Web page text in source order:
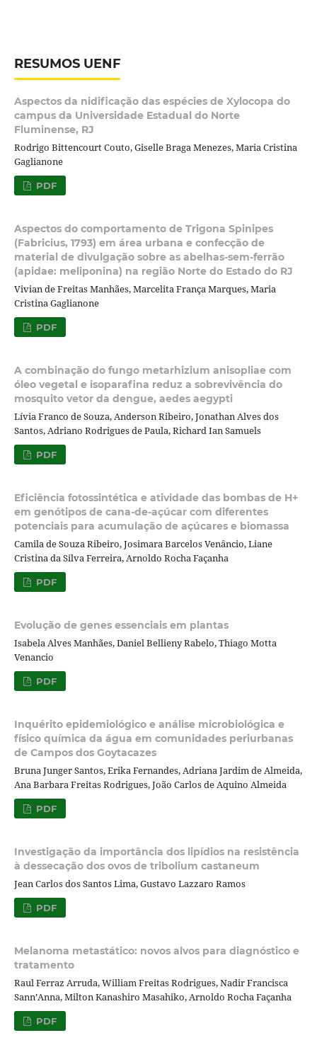
RESUMOS UENF
Aspectos da nidificação das espécies de Xylocopa do
campus da Universidade Estadual do Norte
Fluminense, RJ
Rodrigo Bittencourt Couto, Giselle Braga Menezes, Maria Cristina
Gaglianone
PDF
Aspectos do comportamento de Trigona Spinipes
(Fabricius, 1793) em área urbana e confecção de
material de divulgação sobre as abelhas-sem-ferrão
(apidae: meliponina) na região Norte do Estado do RJ
Vivian de Freitas Manhães, Marcelita França Marques, Maria
Cristina Gaglianone
PDF
A combinação do fungo metarhizium anisopliae com
óleo vegetal e isoparafina reduz a sobrevivência do
mosquito vetor da dengue, aedes aegypti
Lívia Franco de Souza, Anderson Ribeiro, Jonathan Alves dos
Santos, Adriano Rodrigues de Paula, Richard Ian Samuels
PDF
Eficiência fotossintética e atividade das bombas de H+
em genótipos de cana-de-açúcar com diferentes
potenciais para acumulação de açúcares e biomassa
Camila de Souza Ribeiro, Josimara Barcelos Venâncio, Liane
Cristina da Silva Ferreira, Arnoldo Rocha Façanha
PDF
Evolução de genes essenciais em plantas
Isabela Alves Manhães, Daniel Bellieny Rabelo, Thiago Motta
Venancio
PDF
Inquérito epidemiológico e análise microbiológica e
físico química da água em comunidades periurbanas
de Campos dos Goytacazes
Bruna Junger Santos, Erika Fernandes, Adriana Jardim de Almeida,
Ana Barbara Freitas Rodrigues, João Carlos de Aquino Almeida
PDF
Investigação da importância dos lipídios na resistência
à dessecação dos ovos de tribolium castaneum
Jean Carlos dos Santos Lima, Gustavo Lazzaro Ramos
PDF
Melanoma metastático: novos alvos para diagnóstico e
tratamento
Raul Ferraz Arruda, William Freitas Rodrigues, Nadir Francisca
Sann’Anna, Milton Kanashiro Masahiko, Arnoldo Rocha Façanha
PDF